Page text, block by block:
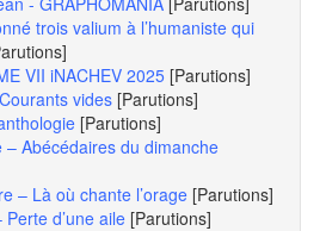
trois valium à l’humaniste qui
VII iNACHEV 2025 [Parutions]
vides [Parutions]
[Parutions]
– Abécédaires du dimanche
– Là où chante l’orage [Parutions]
d’une aile [Parutions]